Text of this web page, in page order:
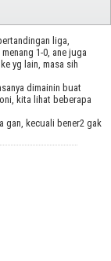
liga,
1-0, ane juga
yg lain, masa sih
dimainin buat
kita lihat beberapa
gan, kecuali bener2 gak